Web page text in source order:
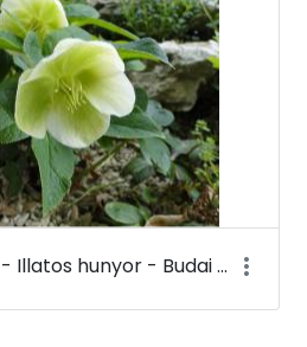
Helleborus odorus - Illatos hunyor - Budai Arborétum